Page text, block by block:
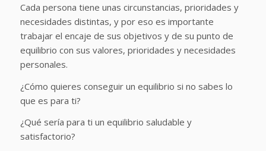
Cada persona tiene unas circunstancias, prioridades y
necesidades distintas, y por eso es importante
trabajar el encaje de sus objetivos y de su punto de
equilibrio con sus valores, prioridades y necesidades
personales.
¿Cómo quieres conseguir un equilibrio si no sabes lo
que es para ti?
¿Qué sería para ti un equilibrio saludable y
satisfactorio?